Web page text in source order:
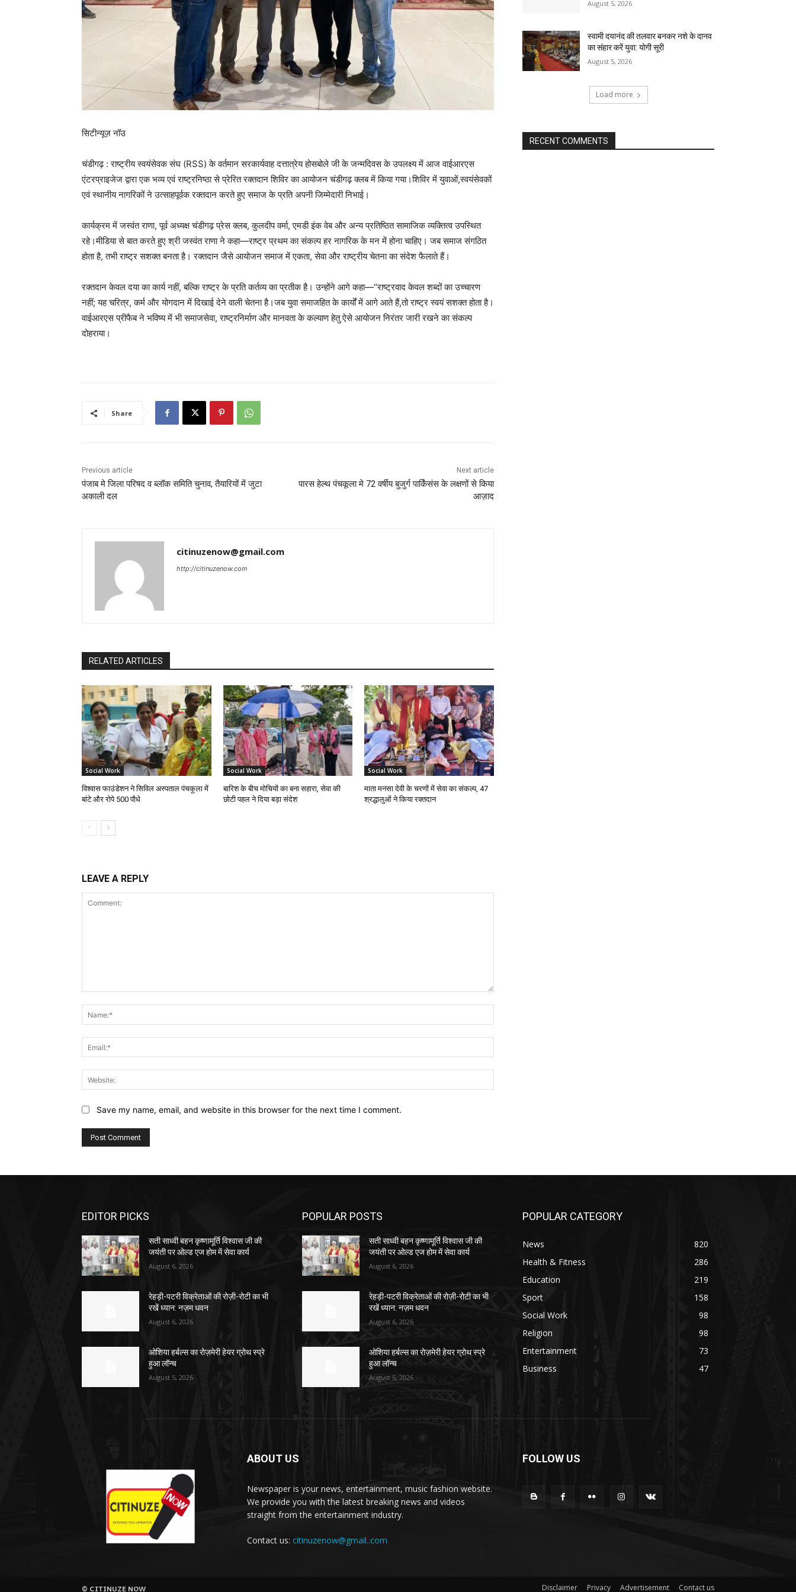
सिटीन्यूज़ नॉउ
चंडीगढ़ : राष्ट्रीय स्वयंसेवक संघ (RSS) के वर्तमान सरकार्यवाह दत्तात्रेय होसबोले जी के जन्मदिवस के उपलक्ष्य में आज वाईआरएस
एंटरप्राइजेज द्वारा एक भव्य एवं राष्ट्रनिष्ठा से प्रेरित रक्तदान शिविर का आयोजन चंडीगढ़ क्लब में किया गया।शिविर में युवाओं,स्वयंसेवकों
एवं स्थानीय नागरिकों ने उत्साहपूर्वक रक्तदान करते हुए समाज के प्रति अपनी जिम्मेदारी निभाई।
कार्यक्रम में जस्वंत राणा, पूर्व अध्यक्ष चंडीगढ़ प्रेस क्लब, कुलदीप वर्मा, एमडी इंक वेब और अन्य प्रतिष्ठित सामाजिक व्यक्तित्व उपस्थित
रहे।मीडिया से बात करते हुए श्री जस्वंत राणा ने कहा—राष्ट्र प्रथम का संकल्प हर नागरिक के मन में होना चाहिए। जब समाज संगठित
होता है, तभी राष्ट्र सशक्त बनता है। रक्तदान जैसे आयोजन समाज में एकता, सेवा और राष्ट्रीय चेतना का संदेश फैलाते हैं।
रक्तदान केवल दया का कार्य नहीं, बल्कि राष्ट्र के प्रति कर्तव्य का प्रतीक है। उन्होंने आगे कहा—“राष्ट्रवाद केवल शब्दों का उच्चारण
नहीं; यह चरित्र, कर्म और योगदान में दिखाई देने वाली चेतना है।जब युवा समाजहित के कार्यों में आगे आते हैं,तो राष्ट्र स्वयं सशक्त होता है।
वाईआरएस प्रीफैब ने भविष्य में भी समाजसेवा, राष्ट्रनिर्माण और मानवता के कल्याण हेतु ऐसे आयोजन निरंतर जारी रखने का संकल्प
दोहराया।
Share
Previous article
पंजाब मे जिला परिषद व ब्लॉक समिति चुनाव, तैयारियों में जुटा
अकाली दल
Next article
पारस हेल्थ पंचकूला मे 72 वर्षीय बुजुर्ग पार्किंसंस के लक्षणों से किया
आज़ाद
citinuzenow@gmail.com
http://citinuzenow.com
RELATED ARTICLES
Social Work
विश्वास फाउंडेशन ने सिविल अस्पताल पंचकूला में
बांटे और रोपे 500 पौधे
Social Work
बारिश के बीच मोचियों का बना सहारा, सेवा की
छोटी पहल ने दिया बड़ा संदेश
Social Work
माता मनसा देवी के चरणों में सेवा का संकल्प, 47
श्रद्धालुओं ने किया रक्तदान
LEAVE A REPLY
Save my name, email, and website in this browser for the next time I comment.
August 5, 2026
स्वामी दयानंद की तलवार बनकर नशे के दानव
का संहार करें युवा: योगी सूरी
August 5, 2026
Load more
RECENT COMMENTS
EDITOR PICKS
सती साध्वी बहन कृष्णामूर्ति विश्वास जी की
जयंती पर ओल्ड एज होम में सेवा कार्य
August 6, 2026
रेहड़ी-पटरी विक्रेताओं की रोज़ी-रोटी का भी
रखें ध्यान: नज़म धवन
August 6, 2026
ओशिया हर्बल्स का रोज़मेरी हेयर ग्रोथ स्प्रे
हुआ लॉन्च
August 5, 2026
POPULAR POSTS
सती साध्वी बहन कृष्णामूर्ति विश्वास जी की
जयंती पर ओल्ड एज होम में सेवा कार्य
August 6, 2026
रेहड़ी-पटरी विक्रेताओं की रोज़ी-रोटी का भी
रखें ध्यान: नज़म धवन
August 6, 2026
ओशिया हर्बल्स का रोज़मेरी हेयर ग्रोथ स्प्रे
हुआ लॉन्च
August 5, 2026
POPULAR CATEGORY
News
820
Health & Fitness
286
Education
219
Sport
158
Social Work
98
Religion
98
Entertainment
73
Business
47
ABOUT US
Newspaper is your news, entertainment, music fashion website.
We provide you with the latest breaking news and videos
straight from the entertainment industry.
Contact us: citinuzenow@gmail..com
FOLLOW US
© CITINUZE NOW Disclaimer Privacy Advertisement Contact us